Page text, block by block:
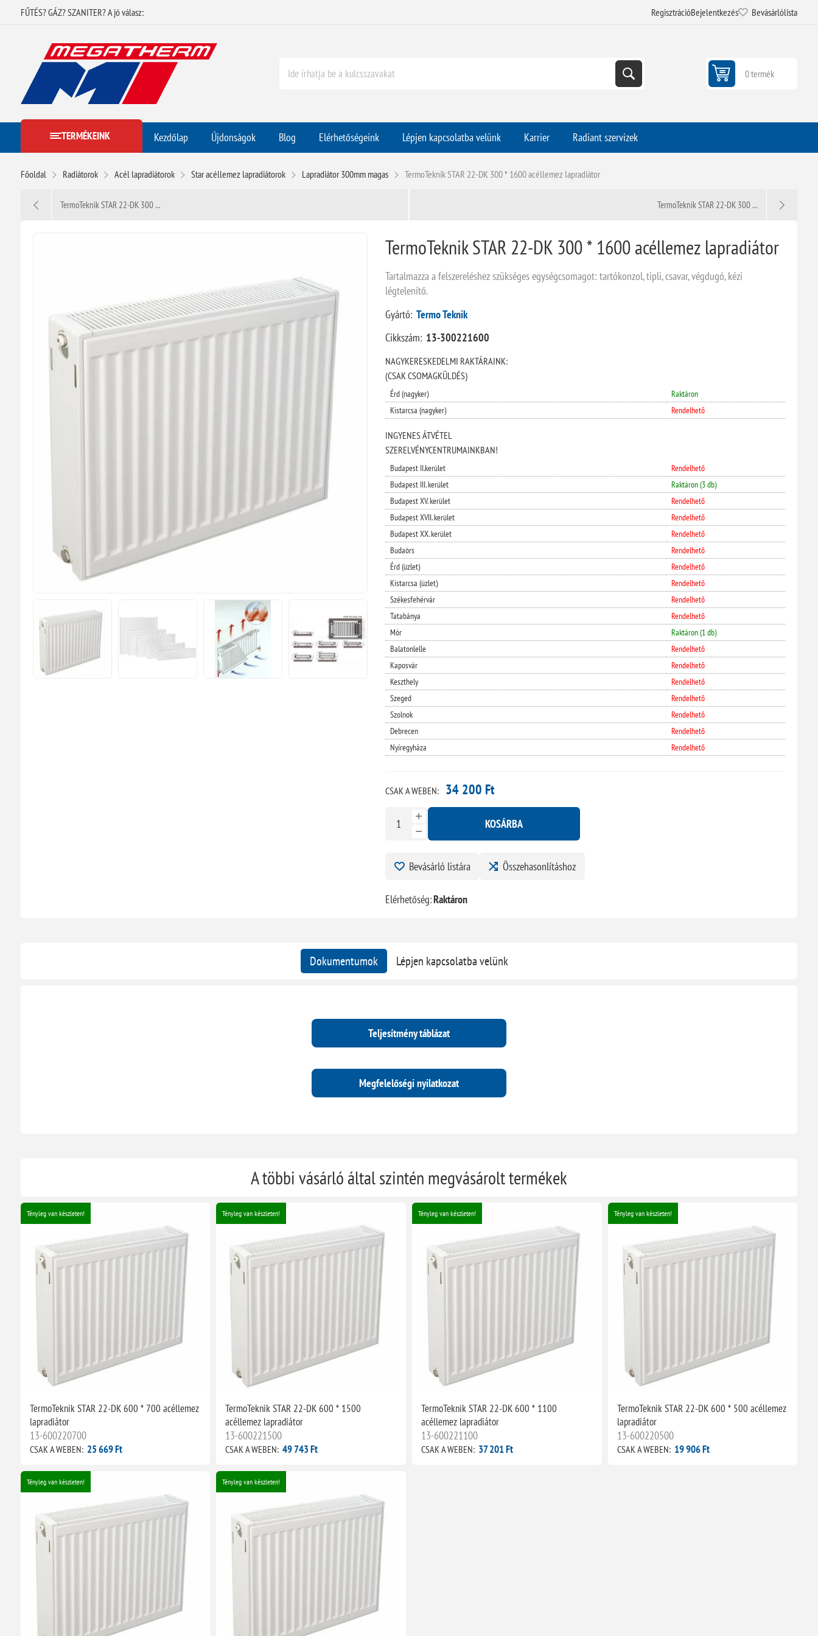
FŰTÉS? GÁZ? SZANITER? A jó válasz: RegisztrációBejelentkezés Bevásárlólista
0 termék
TERMÉKEINK Kezdőlap Újdonságok Blog Elérhetőségeink Lépjen kapcsolatba velünk Karrier Radiant szervizek
Főoldal Radiátorok Acél lapradiátorok Star acéllemez lapradiátorok Lapradiátor 300mm magas TermoTeknik STAR 22-DK 300 * 1600 acéllemez lapradiátor
TermoTeknik STAR 22-DK 300 ... TermoTeknik STAR 22-DK 300 ...
TermoTeknik STAR 22-DK 300 * 1600 acéllemez lapradiátor
Tartalmazza a felszereléshez szükséges egységcsomagot: tartókonzol, tipli, csavar, végdugó, kézi
légtelenítő.
Gyártó: Termo Teknik
Cikkszám: 13-300221600
NAGYKERESKEDELMI RAKTÁRAINK:
(CSAK CSOMAGKÜLDÉS)
Érd (nagyker)
Raktáron
Kistarcsa (nagyker)
Rendelhető
INGYENES ÁTVÉTEL
SZERELVÉNYCENTRUMAINKBAN!
Budapest II.kerület
Rendelhető
Budapest III. kerület
Raktáron (3 db)
Budapest XV. kerület
Rendelhető
Budapest XVII. kerület
Rendelhető
Budapest XX. kerület
Rendelhető
Budaörs
Rendelhető
Érd (üzlet)
Rendelhető
Kistarcsa (üzlet)
Rendelhető
Székesfehérvár
Rendelhető
Tatabánya
Rendelhető
Mór
Raktáron (1 db)
Balatonlelle
Rendelhető
Kaposvár
Rendelhető
Keszthely
Rendelhető
Szeged
Rendelhető
Szolnok
Rendelhető
Debrecen
Rendelhető
Nyíregyháza
Rendelhető
CSAK A WEBEN: 34 200 Ft
KOSÁRBA
Bevásárló listára Összehasonlításhoz
Elérhetőség:Raktáron
Dokumentumok Lépjen kapcsolatba velünk
Teljesítmény táblázat
Megfelelőségi nyilatkozat
A többi vásárló által szintén megvásárolt termékek
Tényleg van készleten!
TermoTeknik STAR 22-DK 600 * 700 acéllemez
lapradiátor
13-600220700
CSAK A WEBEN: 25 669 Ft
Tényleg van készleten!
TermoTeknik STAR 22-DK 600 * 1500
acéllemez lapradiátor
13-600221500
CSAK A WEBEN: 49 743 Ft
Tényleg van készleten!
TermoTeknik STAR 22-DK 600 * 1100
acéllemez lapradiátor
13-600221100
CSAK A WEBEN: 37 201 Ft
Tényleg van készleten!
TermoTeknik STAR 22-DK 600 * 500 acéllemez
lapradiátor
13-600220500
CSAK A WEBEN: 19 906 Ft
Tényleg van készleten! Tényleg van készleten!